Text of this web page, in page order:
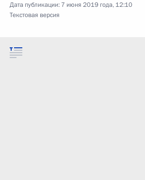
Дата публикации: 7 июня 2019 года, 12:10
Текстовая версия